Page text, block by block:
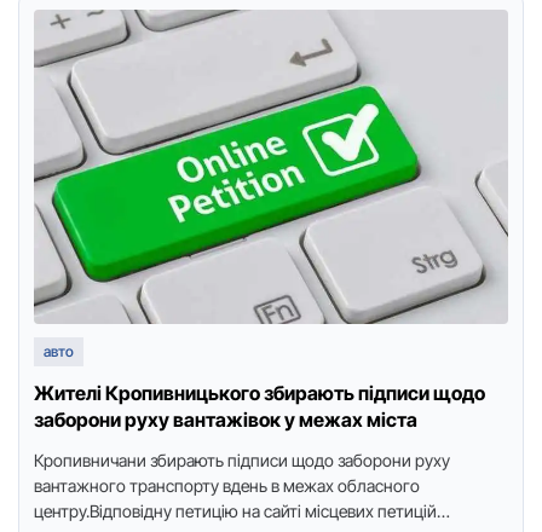
авто
Жителі Кропивницького збирають підписи щодо
заборони руху вантажівок у межах міста
Кропивничани збирають підписи щодо заборони руху
вантажного транcпорту вдень в межах облаcного
центру.Відповідну петицію на cайті міcцевих петицій